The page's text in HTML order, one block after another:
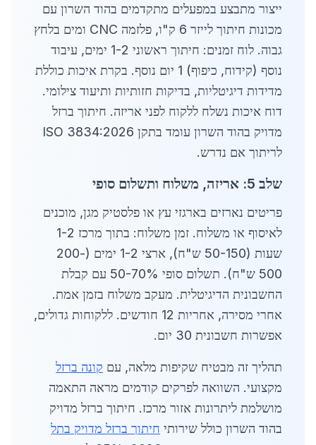
ייצור מתבצע במפעלים מתקדמים בהוד השרון עם
מכונות חיתוך לייזר 6 ק"ו, פלזמה CNC ומים בלחץ
גבוה. לוח זמנים: חיתוך ראשוני 1-2 ימים, עיבוד
נוסף (קידוח, כיפוף) 1 יום נוסף. בקרת איכות כוללת
מדידות דיגיטליות, בדיקות חזותיות ותיעוד צילומי.
דוח איכות נשלח ללקוח לפני אריזה. חיתוך ברזל
מדויק בהוד השרון עומד בתקן ISO 3834:2026
לריתוך אם נדרש.
שלב 5: אריזה, משלוח ותשלום סופי
פריטים נארזים בארגזי עץ או פלסטיק מגן, מוכנים
לאיסוף או משלוח. זמן משלוח: בתוך מרכז 1-2
שעות (50-150 ש"ח), ארצי 1-2 ימים (200-
500 ש"ח). תשלום סופי 50-70% עם קבלת
החשבונית הדיגיטלית. מעקב משלוח בזמן אמת.
אחרי מסירה, אחריות 12 חודשים. ללקוחות גדולים,
אפשרות חשבונית 30 יום.
תהליך זה מבטיח שקיפות מלאה, עם קונה ברזל
מקצועי. השוואה לפרקים קודמים מראה התאמה
מושלמת ליתרונות אזור מרכז. חיתוך ברזל מדויק
בהוד השרון כולל שירותי חיתוך ברזל מדויק בתל